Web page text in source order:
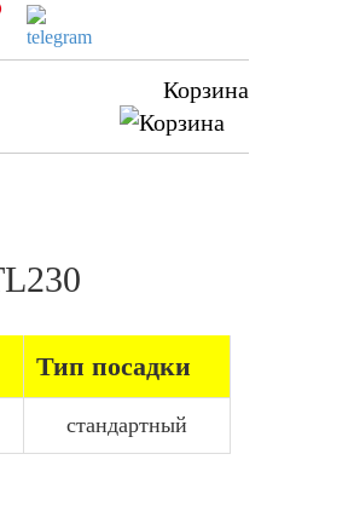
Корзина
Тип посадки
стандартный